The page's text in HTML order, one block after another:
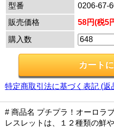
型番
0206-67-
販売価格
58円(税5
購入数
特定商取引法に基づく表記 (返
# 商品名 プチプラ！オーロラ
レスレットは、１２種類の鮮